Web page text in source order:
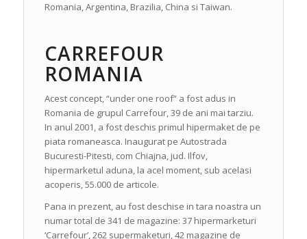
Romania, Argentina, Brazilia, China si Taiwan.
CARREFOUR
ROMANIA
Acest concept, “under one roof” a fost adus in
Romania de grupul Carrefour, 39 de ani mai tarziu.
In anul 2001, a fost deschis primul hipermaket de pe
piata romaneasca. Inaugurat pe Autostrada
Bucuresti-Pitesti, com Chiajna, jud. Ilfov,
hipermarketul aduna, la acel moment, sub acelasi
acoperis, 55.000 de articole.
Pana in prezent, au fost deschise in tara noastra un
numar total de 341 de magazine: 37 hipermarketuri
‘Carrefour’, 262 supermaketuri, 42 magazine de